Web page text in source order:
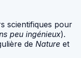
scientifiques pour
peu ingénieux).
de Nature et